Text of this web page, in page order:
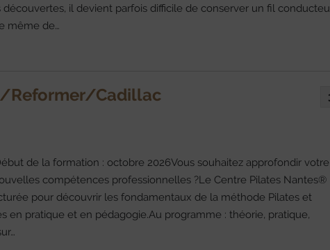
il devient parfois difficile de conserver un fil
même de…
Reformer/Cadillac
de la formation : octobre 2026Vous souhaitez approfondir votre
compétences professionnelles ?Le Centre Pilates Nantes®
pour découvrir les fondamentaux de la méthode Pilates et
pratique et en pédagogie.Au programme : théorie, pratique,